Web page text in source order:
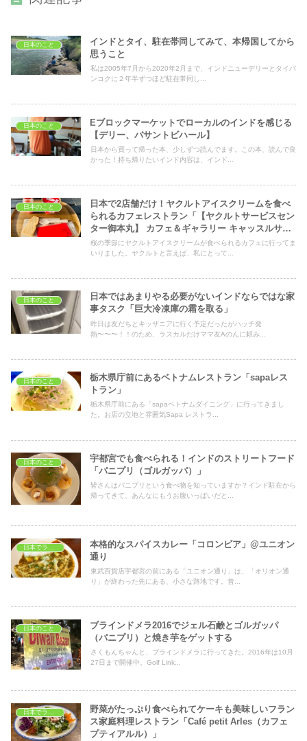
日本のこと
インドとタイ、駐在帯同してみて、本帰国してから
思うこと
私は2005年7月から2020年2月まで、インドニューデリーとタイバ
ンコクに２年半ずつほど駐在帯同し...
日本のこと
Eブロックマーケットでローカルのインドを感じる
【デリー、バサントビハール】
日本から買って帰った本、少しずつ読んでます。この本、読んで良
かった！持ち帰りたいインド内容は、インド...
日本のこと
日本で2店舗だけ！ヤクルトアイスクリームを食べ
られるカフェレストラン「【ヤクルトサービスセン
ター御本丸】 カフェ＆ギャラリー キャッスルサイ
ドスペース」
桜の季節にヤクルトアイスクリームが食べられるカフェに行ってま
いりました。ヤクルトと言えば、私にとって...
日本のこと
日本ではあまりやる必要がないインドならではな家
事タスク「巨大冷凍庫の霜を取る」
昨日は友だちとキッザニアに行く予定だったがハッチ発
熱〜〜〜！！のため、ラスカルだけママ友Aのんに頼み...
日本のこと
栃木県庁前にあるベトナムレストラン「sapaレス
トラン」
栃木県庁前にある「sapaベトナムダイニング」に行ってきまし
た。お店の立地と雰囲気Sapa レストラ...
日本のこと
宇都宮でも食べられる！インドのストリートフード
「パニプリ（ゴルガッパ）」
皆さんはパニプリという食べ物を知っていますか？インド駐在から
帰ってきて、あんなにもうお腹いっぱいだと...
日本でランチ
本格的なスパイスカレー「コロンビア」@ユニオン
通り
東武百貨店宇都宮の前にある「ユニオン通り」は、「オリオン通
り」が終わった先にある、小さな路地です。昔...
日本のこと
ブラインドメラ2016でジェル石鹸とゴルガッパ
（パニプリ）と焼き芋をゲットする
さくもんちゃんと、ブラインドメラに行ってきた。2016年は10月
27日まで開催中。Golf Link...
日本でランチ
野菜がたっぷり食べられてケーキも美味しいフラン
ス家庭料理レストラン「Café petit Arles（カフェ
プティアルル）」